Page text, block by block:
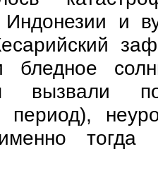
Индонезии и
бледное
вызвали
период),
тогда